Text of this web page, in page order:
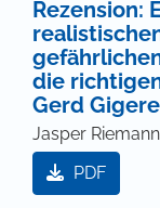
Rezension:
die
Gerd
Jasper Riemann
PDF